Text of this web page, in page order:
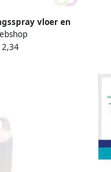
vloer en
60% alcohol